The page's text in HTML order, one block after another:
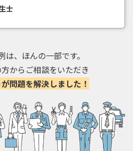
士
は、ほんの一部です。
からご相談をいただき
問題を解決しました！